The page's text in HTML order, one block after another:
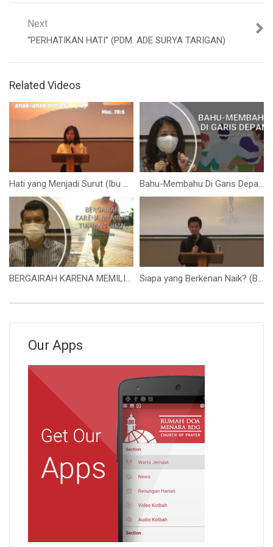
Next
“PERHATIKAN HATI” (PDM. ADE SURYA TARIGAN)
Related Videos
Hati yang Menjadi Surut (Ibu Angelique Handoko) Bahu-Membahu Di Garis Depan (Ibu Syane Sari)
BERGAIRAH KARENA MEMILIKI TUJUAN TUHAN (Bpk. Yohanes Marbun) Siapa yang Berkenan Naik? (Bapak Stevanus Teddy)
Our Apps